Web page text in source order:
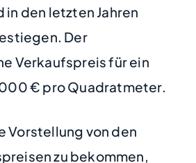
in den letzten Jahren
Der
Verkaufspreis für ein
€ pro Quadratmeter.
Vorstellung von den
zu bekommen,